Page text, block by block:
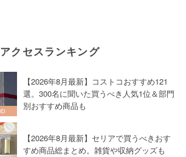
アクセスランキング
【2026年8月最新】コストコおすすめ121
選。300名に聞いた買うべき人気1位＆部門
別おすすめ商品も
【2026年8月最新】セリアで買うべきおす
すめ商品総まとめ。雑貨や収納グッズも